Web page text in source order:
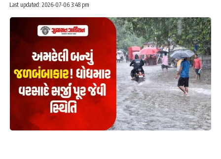
Last updated: 2026-07-06 3:48 pm